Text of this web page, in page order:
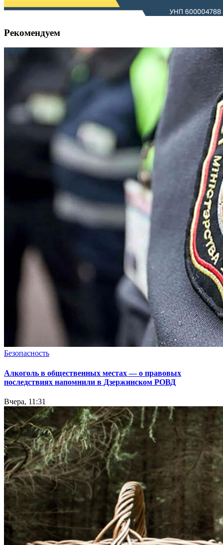
Рекомендуем
Безопасность
Алкоголь в общественных местах — о правовых
последствиях напомнили в Дзержинском РОВД
Вчера, 11:31